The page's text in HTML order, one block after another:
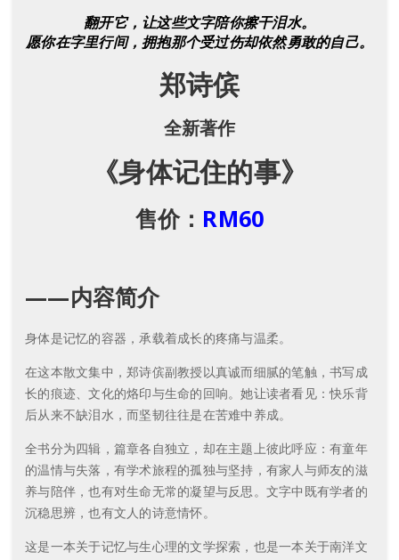
翻开它，让这些文字陪你擦干泪水。
愿你在字里行间，拥抱那个受过伤却依然勇敢的自己。
郑诗傧
全新著作
《身体记住的事》
售价： RM60
——内容简介
身体是记忆的容器，承载着成长的疼痛与温柔。
在这本散文集中，郑诗傧副教授以真诚而细腻的笔触，书写成
长的痕迹、文化的烙印与生命的回响。她让读者看见：快乐背
后从来不缺泪水，而坚韧往往是在苦难中养成。
全书分为四辑，篇章各自独立，却在主题上彼此呼应：有童年
的温情与失落，有学术旅程的孤独与坚持，有家人与师友的滋
养与陪伴，也有对生命无常的凝望与反思。文字中既有学者的
沉稳思辨，也有文人的诗意情怀。
这是一本关于记忆与生心理的文学探索，也是一本关于南洋文